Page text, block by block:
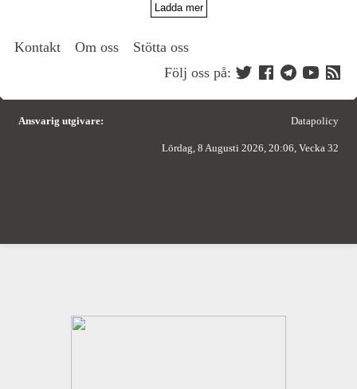
Ladda mer
Kontakt Om oss
Stötta oss
Följ oss på:
Ansvarig utgivare: Datapolicy
Lördag, 8 Augusti 2026, 20:06, Vecka 32